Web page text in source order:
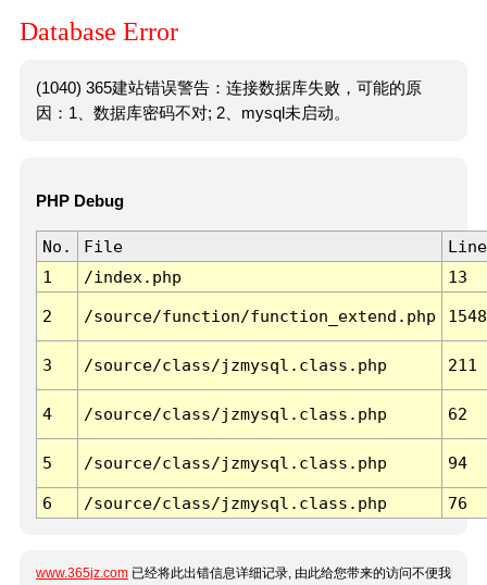
Database Error
(1040) 365建站错误警告：连接数据库失败，可能的原
因：1、数据库密码不对; 2、mysql未启动。
PHP Debug
No. File
Line
1
/index.php 13
2 /source/function/function_extend.php 1548
3 /source/class/jzmysql.class.php 211
4 /source/class/jzmysql.class.php 62
5 /source/class/jzmysql.class.php 94
6 /source/class/jzmysql.class.php 76
www.365jz.com 已经将此出错信息详细记录, 由此给您带来的访问不便我